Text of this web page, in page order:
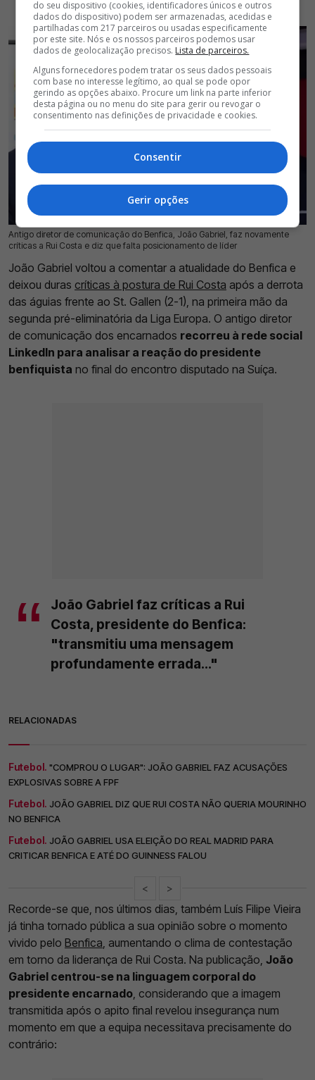
Antigo diretor de comunicação do Benfica, João Gabriel, faz novamente
críticas a Rui Costa e diz que falta posicionamento de líder
26 Jul 2026 | 17:28 | 0
João Gabriel voltou a comentar a atualidade do Benfica e
deixou duras críticas à postura de Rui Costa após a derrota
das águias frente ao St. Gallen (2-1), na primeira mão da
segunda pré-eliminatória da Liga Europa. O antigo diretor
de comunicação dos encarnados recorreu à rede social
LinkedIn para analisar a reação do presidente
benfiquista no final do encontro disputado na Suíça.
João Gabriel faz críticas a Rui
Costa, presidente do Benfica:
"transmitiu uma mensagem
profundamente errada..."
RELACIONADAS
Futebol. "COMPROU O LUGAR": JOÃO GABRIEL FAZ ACUSAÇÕES
EXPLOSIVAS SOBRE A FPF
Futebol. JOÃO GABRIEL DIZ QUE RUI COSTA NÃO QUERIA MOURINHO
NO BENFICA
Futebol. JOÃO GABRIEL USA ELEIÇÃO DO REAL MADRID PARA
CRITICAR BENFICA E ATÉ DO GUINNESS FALOU
< >
Recorde-se que, nos últimos dias, também Luís Filipe Vieira
já tinha tornado pública a sua opinião sobre o momento
vivido pelo Benfica , aumentando o clima de contestação
em torno da liderança de Rui Costa. Na publicação, João
Gabriel centrou-se na linguagem corporal do
presidente encarnado , considerando que a imagem
transmitida após o apito final revelou insegurança num
momento em que a equipa necessitava precisamente do
contrário:
do seu dispositivo (cookies, identificadores únicos e outros
dados do dispositivo) podem ser armazenadas, acedidas e
partilhadas com 217 parceiros ou usadas especificamente
por este site. Nós e os nossos parceiros podemos usar
dados de geolocalização precisos. Lista de parceiros.
Alguns fornecedores podem tratar os seus dados pessoais
com base no interesse legítimo, ao qual se pode opor
gerindo as opções abaixo. Procure um link na parte inferior
desta página ou no menu do site para gerir ou revogar o
consentimento nas definições de privacidade e cookies.
Consentir
Gerir opções